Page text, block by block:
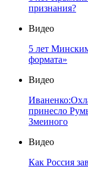
признания?
Видео
5 лет
формата»
Видео
принесло
Змеиного
Видео
Как Россия